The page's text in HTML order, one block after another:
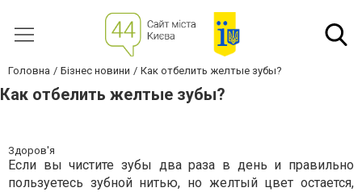
Головна Бізнес новини Как отбелить желтые зубы?
Как отбелить желтые зубы?
Здоров'я
Если вы чистите зубы два раза в день и правильно
пользуетесь зубной нитью, но желтый цвет остается,